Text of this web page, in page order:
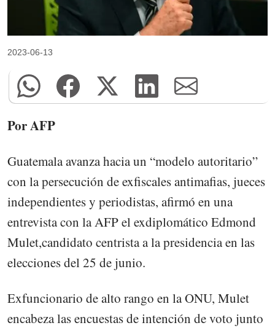
2023-06-13
Por AFP
Guatemala avanza hacia un “modelo autoritario”
con la persecución de exfiscales antimafias, jueces
independientes y periodistas, afirmó en una
entrevista con la AFP el exdiplomático Edmond
Mulet,candidato centrista a la presidencia en las
elecciones del 25 de junio.
Exfuncionario de alto rango en la ONU, Mulet
encabeza las encuestas de intención de voto junto